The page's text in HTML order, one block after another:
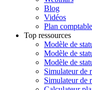
Blog
Vidéos
Plan comptable
Top ressources
Modèle de
Modèle de
Modèle de
Simulateur de
Simulateur de